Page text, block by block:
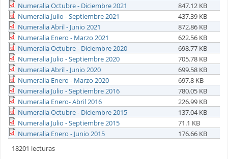
Numeralia Octubre - Diciembre 2021
847.12 KB
Numeralia Julio - Septiembre 2021
437.39 KB
Numeralia Abril - Junio 2021
872.86 KB
Numeralia Enero - Marzo 2021
622.56 KB
Numeralia Octubre - Diciembre 2020
698.77 KB
Numeralia Julio - Septiembre 2020
705.78 KB
Numeralia Abril - Junio 2020
699.58 KB
Numeralia Enero - Marzo 2020
697.8 KB
Numeralia Julio - Septiembre 2016
780.05 KB
Numeralia Enero- Abril 2016
226.99 KB
Numeralia Octubre - Diciembre 2015
137.04 KB
Numeralia Julio - Septiembre 2015
71.1 KB
Numeralia Enero - Junio 2015
176.66 KB
18201 lecturas